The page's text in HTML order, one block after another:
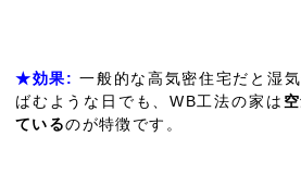
★効果: 一般的な高気密住宅だと湿
ばむような日でも、WB工法の家は
ているのが特徴です。